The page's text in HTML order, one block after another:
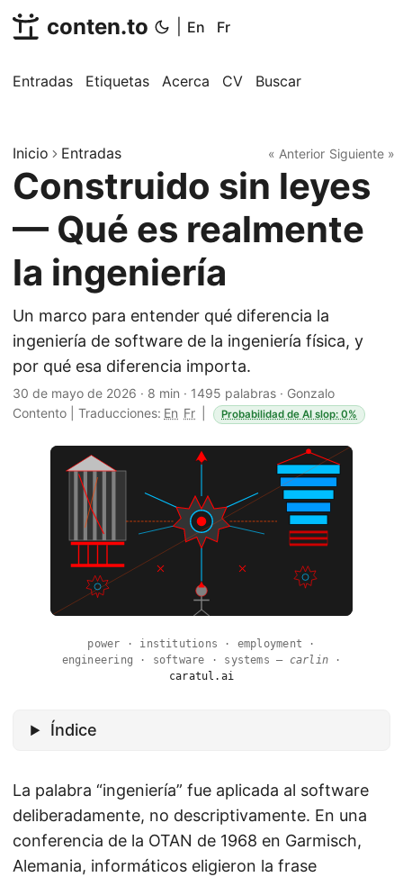
conten.to En Fr
Entradas Etiquetas Acerca CV Buscar
Inicio Entradas « Anterior Siguiente »
Construido sin leyes
— Qué es realmente
la ingeniería
Un marco para entender qué diferencia la
ingeniería de software de la ingeniería física, y
por qué esa diferencia importa.
30 de mayo de 2026 · 8 min · 1495 palabras · Gonzalo
Contento
Traducciones: En Fr Probabilidad de AI slop: 0%
power · institutions · employment ·
engineering · software · systems — carlin ·
caratul.ai
Índice
La palabra “ingeniería” fue aplicada al software
deliberadamente, no descriptivamente. En una
conferencia de la OTAN de 1968 en Garmisch,
Alemania, informáticos eligieron la frase